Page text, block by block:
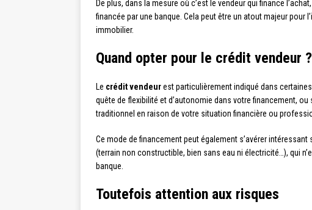
De plus, dans la mesure où c’est le vendeur qui finance
financée par une banque. Cela peut être un atout majeur
immobilier.
Quand opter pour le crédit vendeur ?
Le crédit vendeurest particulièrement indiqué dans
quête de flexibilité et d’autonomie dans votre financement,
traditionnel en raison de votre situation financière ou
Ce mode de financement peut également s’avérer
(terrain non constructible, bien sans eau ni électricité…), qui
banque.
Toutefois attention aux risques